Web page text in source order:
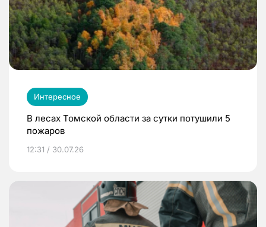
Интересное
В лесах Томской области за сутки потушили 5
пожаров
12:31 / 30.07.26